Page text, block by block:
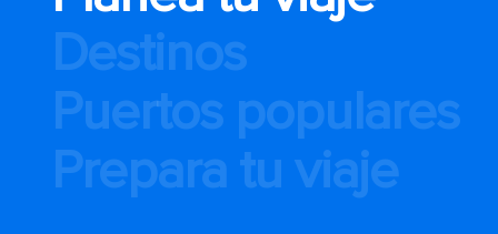
Destinos
Puertos populares
Prepara tu viaje